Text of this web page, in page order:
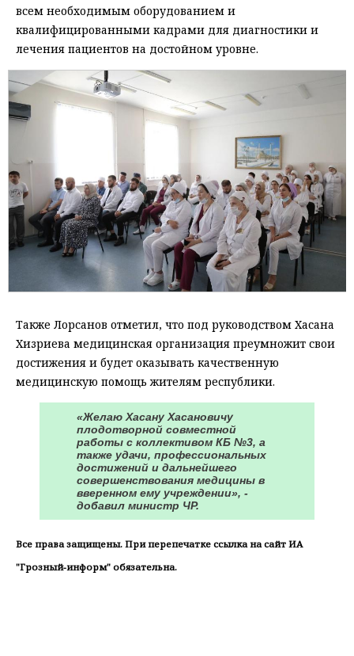
всем необходимым оборудованием и
квалифицированными кадрами для диагностики и
лечения пациентов на достойном уровне.
Также Лорсанов отметил, что под руководством Хасана
Хизриева медицинская организация преумножит свои
достижения и будет оказывать качественную
медицинскую помощь жителям республики.
«Желаю Хасану Хасановичу
плодотворной совместной
работы с коллективом КБ №3, а
также удачи, профессиональных
достижений и дальнейшего
совершенствования медицины в
вверенном ему учреждении», -
добавил министр ЧР.
Все права защищены. При перепечатке ссылка на сайт ИА
"Грозный-информ" обязательна.